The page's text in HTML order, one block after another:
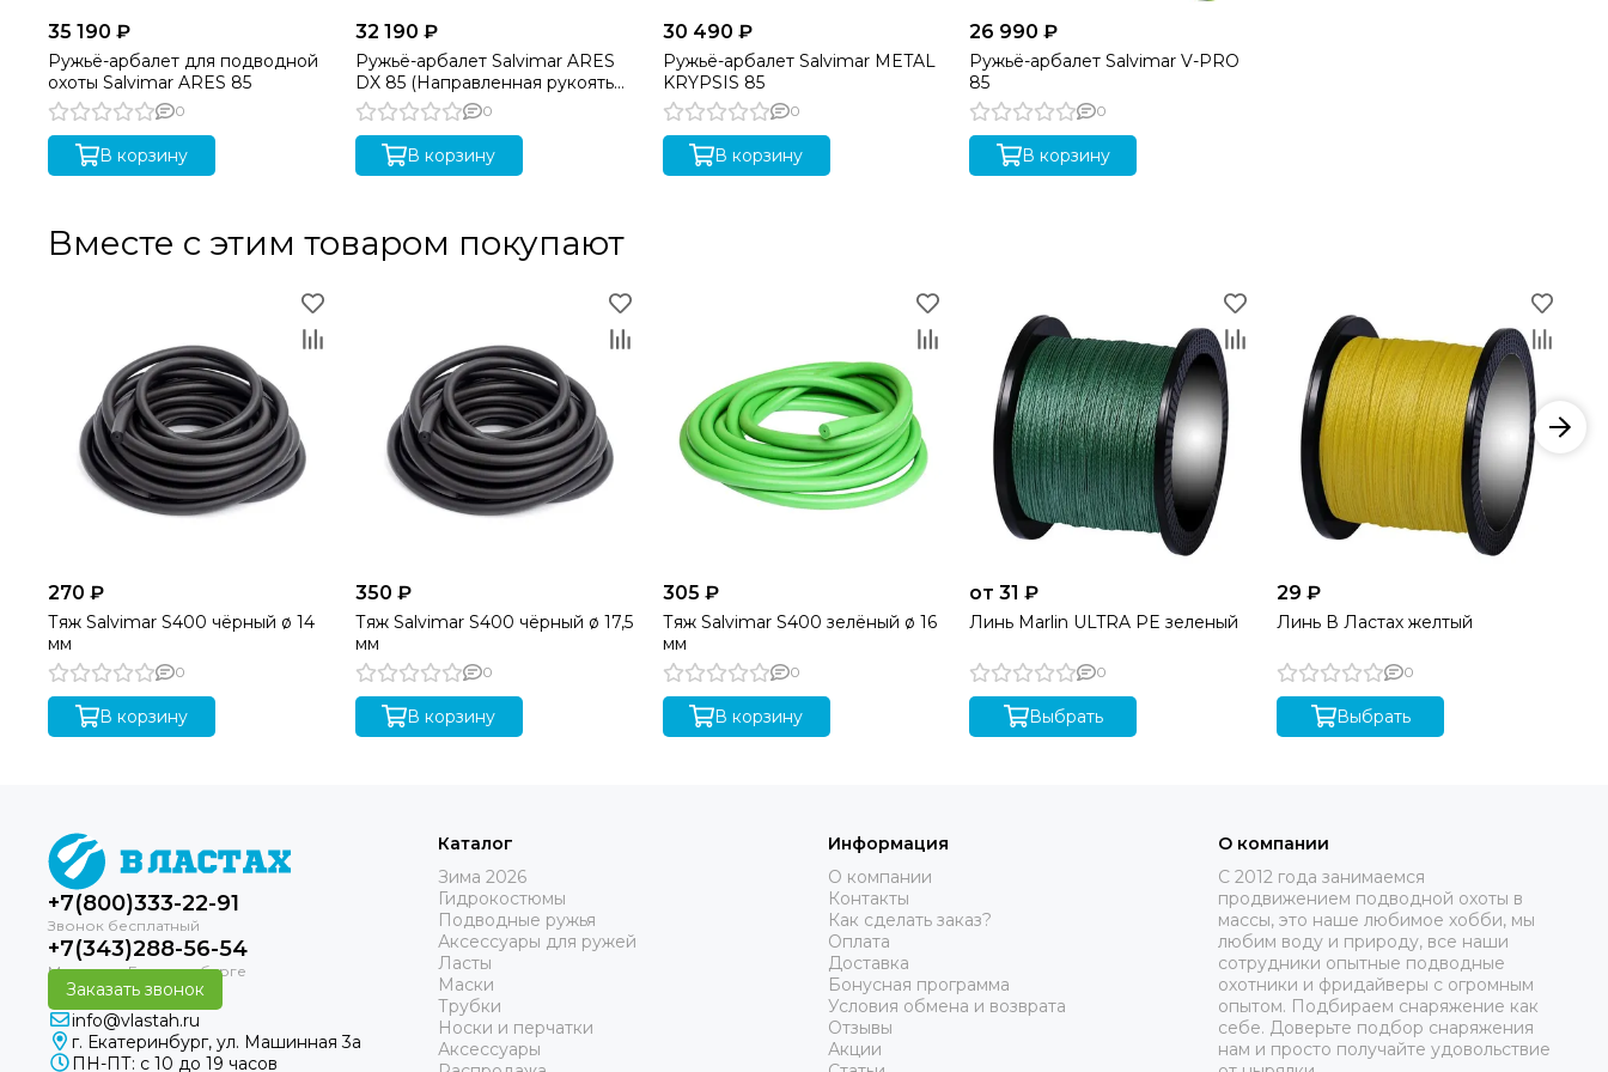
35 190 ₽
Ружьё-арбалет для подводной
охоты Salvimar ARES 85
0
В корзину
32 190 ₽
Ружьё-арбалет Salvimar ARES
DX 85 (Направленная рукоять
под правую руку)
0
В корзину
30 490 ₽
Ружьё-арбалет Salvimar METAL
KRYPSIS 85
0
В корзину
26 990 ₽
Ружьё-арбалет Salvimar V-PRO
85
0
В корзину
Вместе с этим товаром покупают
270 ₽
Тяж Salvimar S400 чёрный ø 14
мм
0
В корзину
350 ₽
Тяж Salvimar S400 чёрный ø 17,5
мм
0
В корзину
305 ₽
Тяж Salvimar S400 зелёный ø 16
мм
0
В корзину
от 31 ₽
Линь Marlin ULTRA PE зеленый
0
Выбрать
29 ₽
Линь В Ластах желтый
0
Выбрать
+7(800)333-22-91
+7(343)288-56-54
Заказать звонок
info@vlastah.ru
г. Екатеринбург, ул. Машинная 3а
ПН-ПТ: с 10 до 19 часов
Каталог
Зима 2026
Гидрокостюмы
Подводные ружья
Аксессуары для ружей
Ласты
Маски
Трубки
Носки и перчатки
Аксессуары
Информация
О компании
Контакты
Как сделать заказ?
Оплата
Доставка
Бонусная программа
Условия обмена и возврата
Отзывы
Акции
О компании
C 2012 года занимаемся
продвижением подводной охоты в
массы, это наше любимое хобби, мы
любим воду и природу, все наши
сотрудники опытные подводные
охотники и фридайверы с огромным
опытом. Подбираем снаряжение как
себе. Доверьте подбор снаряжения
нам и просто получайте удовольствие